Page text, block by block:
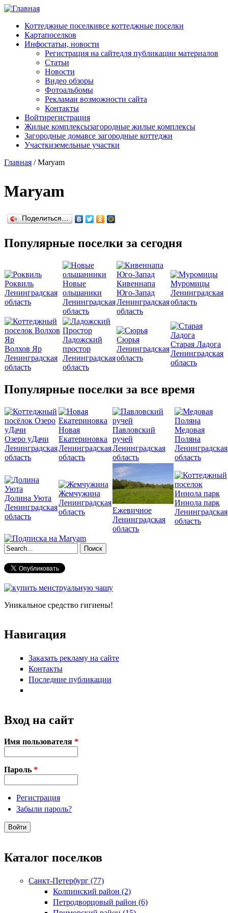
Перейти к основному содержанию
Коттеджные поселкивсе коттеджные поселки
Картапоселков
Инфостатьи, новости
Регистрация на сайтедля публикации материалов
Статьи
Новости
Видео обзоры
Фотоальбомы
Рекламаи возможности сайта
Контакты
Войтирегистрация
Жилые комплексызагородные жилые комплексы
Загородные домавсе загородные коттеджи
Участкиземельные участки
Главная /Maryam
Maryam
Поделиться…
Популярные поселки за сегодня
Роквиль
Ленинградская
область
Новые
ольшаники
Ленинградская
область
Кивеннапа
Юго-Запад
Ленинградская
область
Муромицы
Ленинградская
область
Волхов Яр
Ленинградская
область
Ладожский
простор
Ленинградская
область
Сюрья
Ленинградская
область
Старая Ладога
Ленинградская
область
Популярные поселки за все время
Озеро уДачи
Ленинградская
область
Новая
Екатериновка
Ленинградская
область
Павловский
ручей
Ленинградская
область
Медовая
Поляна
Ленинградская
область
Долина Уюта
Ленинградская
область
Жемчужина
Ленинградская
область
Ежевичное
Ленинградская
область
Иннола парк
Ленинградская
область
Форма поиска
Уникальное средство гигиены!
Навигация
Заказать рекламу на сайте
Контакты
Последние публикации
Вход на сайт
Имя пользователя *
Пароль *
Регистрация
Забыли пароль?
Каталог поселков
Санкт-Петербург (77)
Колпинский район (2)
Петродворцовый район (6)